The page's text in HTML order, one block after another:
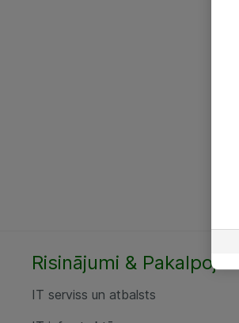
Risinājumi & Pakalpojumi
IT serviss un atbalsts